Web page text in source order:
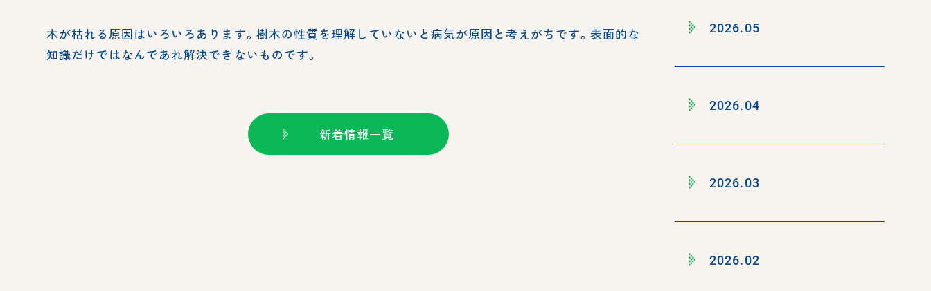
木が枯れる原因はいろいろあります。樹木の性質を理解していないと病気が原因と考えがちです。表面的な
知識だけではなんであれ解決できないものです。
新着情報一覧
2026.05
2026.04
2026.03
2026.02